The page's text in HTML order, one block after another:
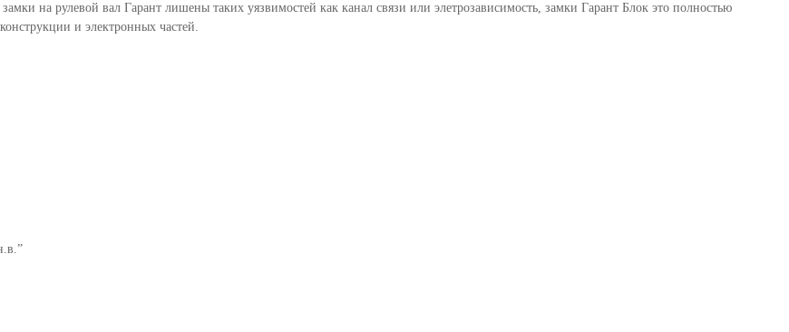
на рулевой вал Гарант лишены таких уязвимостей как канал связи или элетрозависимость, замки Гарант Блок это полностью
и электронных частей.